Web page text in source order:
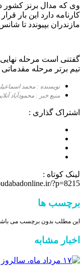
وی که مدال برنز کشور
کارنامه دارد این بار
مازندران بپیوندد تا
گفتنی است مرحله
تیم برتر مرحله
نویسنده : محمد
منبع خبر : محمودآباد
اشتراک گذاری :
لینک کوتاه :
?p=8215
برچسب ها
این مطلب بدون برچسب می
اخبار مشابه